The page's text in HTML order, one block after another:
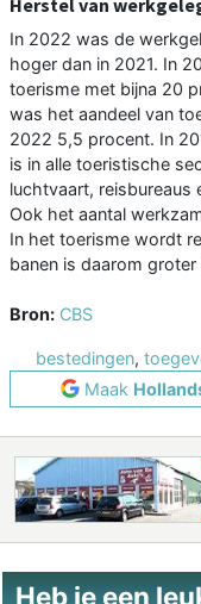
In 2022 was de
hoger dan in 2021. In
toerisme met bijna 20
was het aandeel van
2022 5,5 procent. In
is in alle toeristische
luchtvaart, reisbureaus
Ook het aantal
In het toerisme wordt
banen is daarom
Bron: CBS
bestedingen,
Maak
Heb je een